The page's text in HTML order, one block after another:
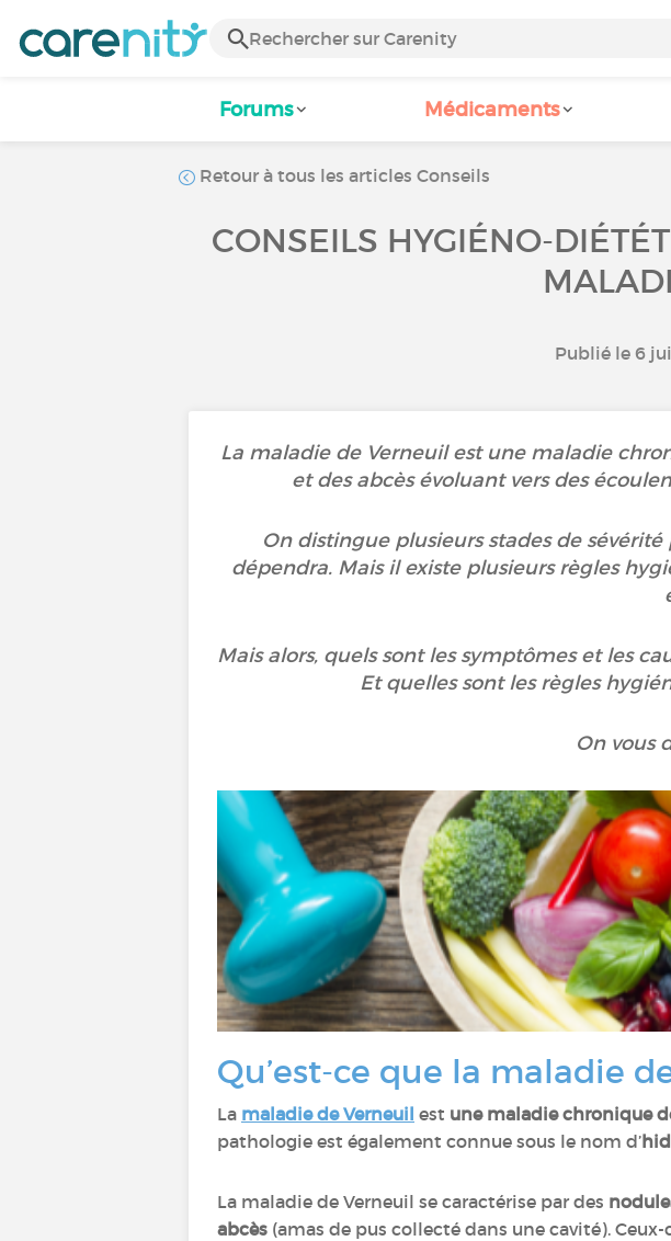
Forums Médicaments
Retour à tous les articles Conseils
CONSEILS HYGIÉNO-
Publié le 6
La maladie de Verneuil est une maladie
et des abcès évoluant vers des
On distingue plusieurs stades de
dépendra. Mais il existe plusieurs règles
Mais alors, quels sont les symptômes et les
Et quelles sont les règles
On vous
Qu’est-ce que la maladie
La maladie de Verneuil est une maladie chronique
pathologie est également connue sous le nom d’
La maladie de Verneuil se caractérise par des
abcès (amas de pus collecté dans une cavité).